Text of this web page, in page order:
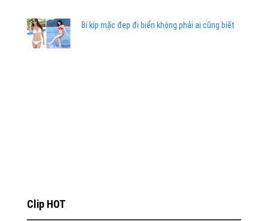
Bí kíp mặc đẹp đi biển không phải ai cũng biết
Clip HOT